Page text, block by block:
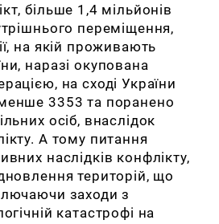
більше 1,4 мільйонів
переміщення,
на якій проживають
наразі окупована
на сході України
3353 та поранено
осіб, внаслідок
А тому питання
наслідків конфлікту,
територій, що
заходи з
катастрофі на